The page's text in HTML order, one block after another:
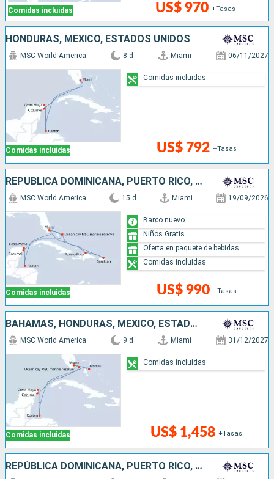
Comidas incluidas US$ 970 +Tasas
HONDURAS, MÉXICO, ESTADOS UNIDOS
Comidas incluidas
MSC World America 8 d Miami 06/11/2027
US$ 792 +Tasas
Comidas incluidas
REPÚBLICA DOMINICANA, PUERTO RICO, HONDURAS, MÉXICO, BAHAMAS, ESTADOS UNIDOS
Comidas incluidas
MSC World America 15 d Miami 19/09/2026
US$ 990 +Tasas
Barco nuevo
Niños Gratis
Oferta en paquete de bebidas
Comidas incluidas
BAHAMAS, HONDURAS, MÉXICO, ESTADOS UNIDOS
Comidas incluidas
MSC World America 9 d Miami 31/12/2027
US$ 1,458 +Tasas
Comidas incluidas
REPÚBLICA DOMINICANA, PUERTO RICO, BAHAMAS, ESTADOS UNIDOS, HONDURAS, MÉXICO